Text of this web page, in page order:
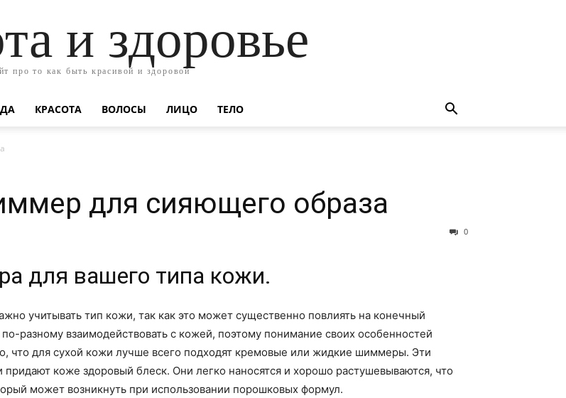
и здоровье
про то как быть красивой и здоровой
КРАСОТА ВОЛОСЫ ЛИЦО ТЕЛО
для сияющего образа
0
для вашего типа кожи.
учитывать тип кожи, так как это может существенно повлиять на конечный
разному взаимодействовать с кожей, поэтому понимание своих особенностей
что для сухой кожи лучше всего подходят кремовые или жидкие шиммеры. Эти
коже здоровый блеск. Они легко наносятся и хорошо растушевываются, что
может возникнуть при использовании порошковых формул.